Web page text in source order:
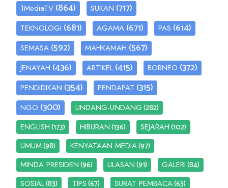
1MediaTV (864) SUKAN (717)
TEKNOLOGI (681) AGAMA (671) PAS (614)
SEMASA (592) MAHKAMAH (567)
JENAYAH (436) ARTIKEL (415) BORNEO (372)
PENDIDIKAN (354) PENDAPAT (315)
NGO (300) UNDANG-UNDANG(282)
ENGLISH(173) HIBURAN(136) SEJARAH(102)
UMUM(98) KENYATAAN MEDIA(97)
MINDA PRESIDEN(96) ULASAN(91) GALERI(84)
SOSIAL(83) TIPS(67) SURAT PEMBACA(63)